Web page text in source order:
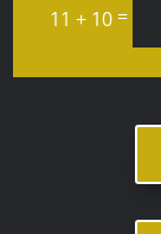
11 + 10=